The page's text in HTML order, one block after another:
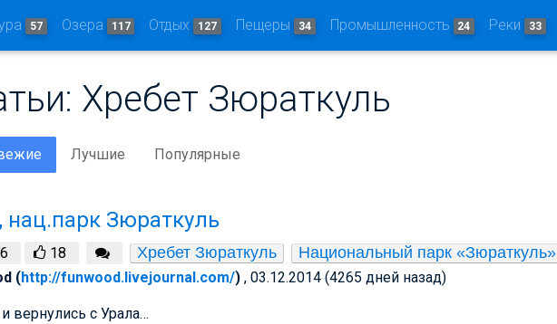
57 Озера 117 Отдых 127 Пещеры 34 Промышленность 24 Реки 33
Хребет Зюраткуль
Лучшие Популярные
нац.парк Зюраткуль
18 Хребет Зюраткуль Национальный парк «Зюраткуль»
(http://funwood.livejournal.com/) , 03.12.2014 (4265 дней назад)
вернулись с Урала…